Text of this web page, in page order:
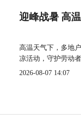
迎峰战暑 高
高温天气下，多地
凉活动，守护劳动者
2026-08-07 14:07